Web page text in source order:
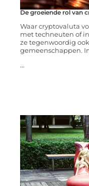
De groeiende rol van
Waar cryptovaluta
met techneuten of
ze tegenwoordig
gemeenschappen.
...